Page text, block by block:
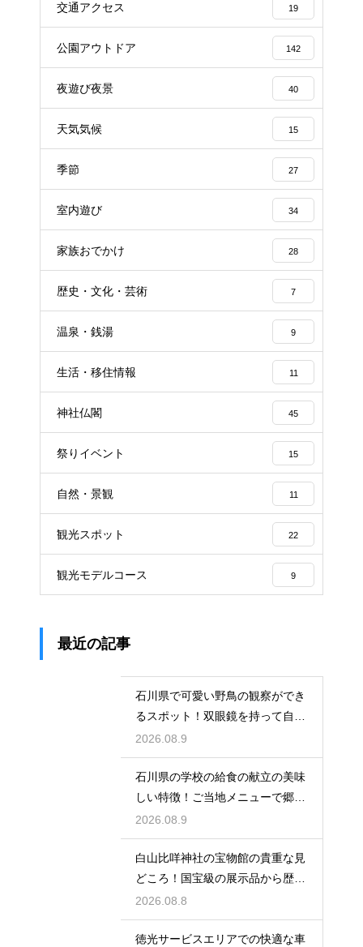
交通アクセス 19
公園アウトドア 142
夜遊び夜景 40
天気気候 15
季節 27
室内遊び 34
家族おでかけ 28
歴史・文化・芸術 7
温泉・銭湯 9
生活・移住情報 11
神社仏閣 45
祭りイベント 15
自然・景観 11
観光スポット 22
観光モデルコース 9
最近の記事
石川県で可愛い野鳥の観察ができ
るスポット！双眼鏡を持って自然
の中へ
2026.08.9
石川県の学校の給食の献立の美味
しい特徴！ご当地メニューで郷土
愛を育む
2026.08.9
白山比咩神社の宝物館の貴重な見
どころ！国宝級の展示品から歴史
を学ぶ
2026.08.8
徳光サービスエリアでの快適な車